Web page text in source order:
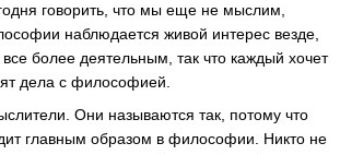
говорить, что мы еще не мыслим,
наблюдается живой интерес везде,
все более деятельным, так что каждый хочет
дела с философией.
Они называются так, потому что
главным образом в философии. Никто не